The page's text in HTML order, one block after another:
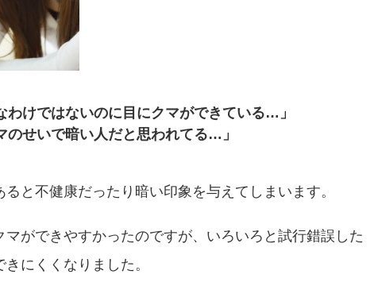
わけではないのに目にクマができている…」
のせいで暗い人だと思われてる…」
ると不健康だったり暗い印象を与えてしまいます。
マができやすかったのですが、いろいろと試行錯誤した
にくくなりました。